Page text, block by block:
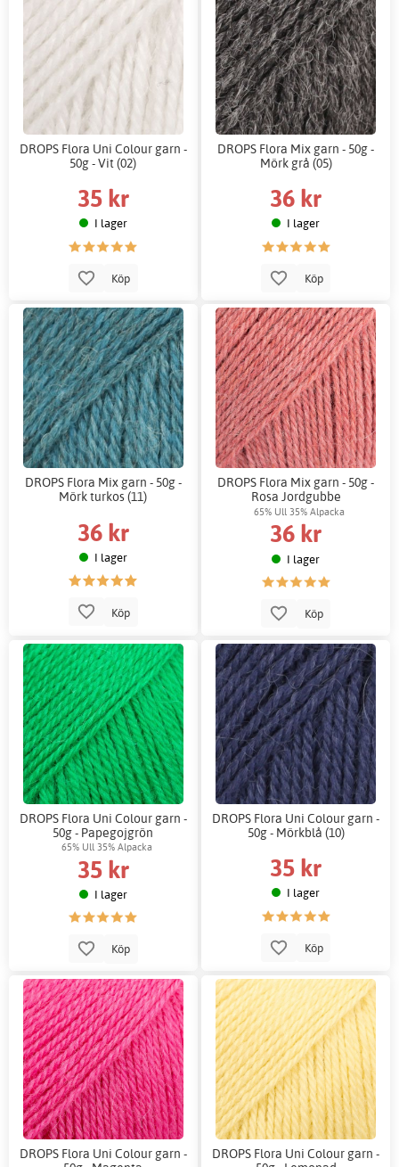
DROPS Flora Uni Colour garn -
50g - Vit (02)
35 kr
I lager
Köp
DROPS Flora Mix garn - 50g -
Mörk grå (05)
36 kr
I lager
Köp
DROPS Flora Mix garn - 50g -
Mörk turkos (11)
36 kr
I lager
Köp
DROPS Flora Mix garn - 50g -
Rosa Jordgubbe
65% Ull 35% Alpacka
36 kr
I lager
Köp
DROPS Flora Uni Colour garn -
50g - Papegojgrön
65% Ull 35% Alpacka
35 kr
I lager
Köp
DROPS Flora Uni Colour garn -
50g - Mörkblå (10)
35 kr
I lager
Köp
DROPS Flora Uni Colour garn -
DROPS Flora Uni Colour garn -